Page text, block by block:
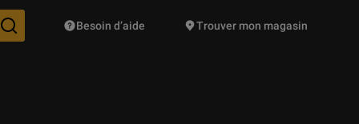
Des suggestions de produits vont vous être proposées
Besoin d’aide Trouver mon magasin